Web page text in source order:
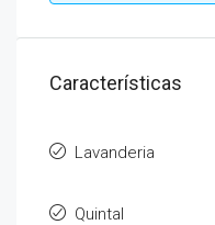
Características
Lavanderia
Quintal